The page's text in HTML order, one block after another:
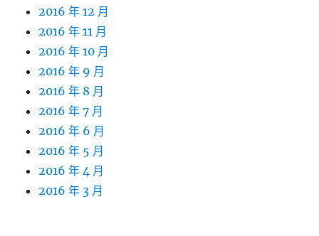
2016 年 12 月
2016 年 11 月
2016 年 10 月
2016 年 9 月
2016 年 8 月
2016 年 7 月
2016 年 6 月
2016 年 5 月
2016 年 4 月
2016 年 3 月